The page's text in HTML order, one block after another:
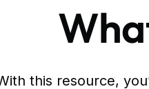
this resource,